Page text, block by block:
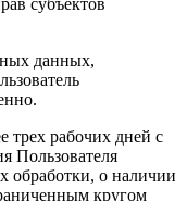
субъектов
данных,
трех рабочих дней с
Пользователя
обработки, о наличии
кругом